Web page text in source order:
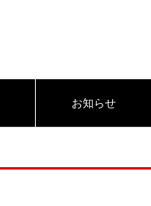
お知らせ